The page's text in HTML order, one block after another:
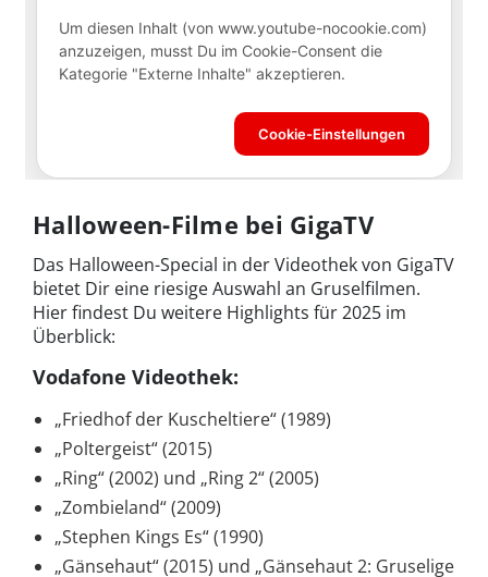
Halloween-Filme bei GigaTV
Das Halloween-Special in der Videothek von GigaTV
bietet Dir eine riesige Auswahl an Gruselfilmen.
Hier findest Du weitere Highlights für 2025 im
Überblick:
Vodafone Videothek:
„Friedhof der Kuscheltiere“ (1989)
„Poltergeist“ (2015)
„Ring“ (2002) und „Ring 2“ (2005)
„Zombieland“ (2009)
„Stephen Kings Es“ (1990)
„Gänsehaut“ (2015) und „Gänsehaut 2: Gruselige